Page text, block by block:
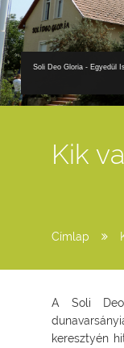
Soli Deo Gloria - Egyedül
Kik
Címlap
A Soli
keresztyén